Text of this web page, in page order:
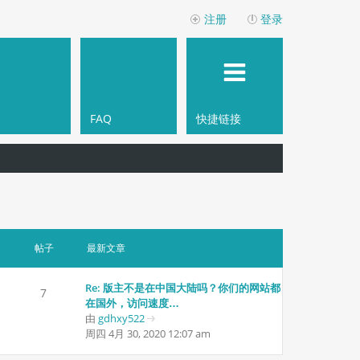
登录
注册
快捷链接
FAQ
帖子 最新文章
7
Re: 版主不是在中国大陆吗？你们的网站都
在国外，访问速度…
由 gdhxy522
查
周四 4月 30, 2020 12:07 am